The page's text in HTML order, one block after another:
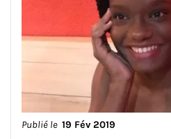
Publié le 19 Fév 2019